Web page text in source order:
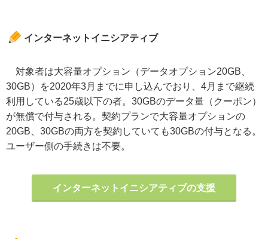
インターネットイニシアティブ
対象者は大容量オプション（データオプション20GB、
30GB）を2020年3月までに申し込んでおり、4月まで継続
利用している25歳以下の者。30GBのデータ量（クーポン）
が無償で付与される。契約プランで大容量オプションの
20GB、30GBの両方を契約していても30GBの付与となる。
ユーザー側の手続きは不要。
インターネットイニシアティブの支援